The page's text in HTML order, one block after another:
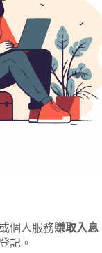
個人服務賺取入息
記。